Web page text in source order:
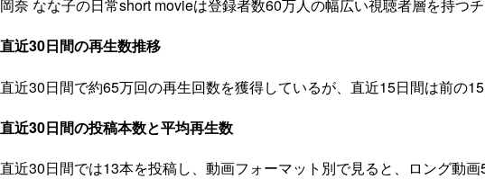
岡奈 なな子の日常short movieは登録者数60万人の幅広い視聴者層を持つ
直近30日間の再生数推移
直近30日間で約65万回の再生回数を獲得しているが、直近15日間は前の
直近30日間の投稿本数と平均再生数
直近30日間では13本を投稿し、動画フォーマット別で見ると、ロング動